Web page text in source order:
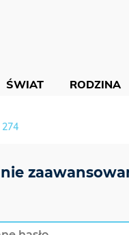
ŚWIAT RODZINA
274